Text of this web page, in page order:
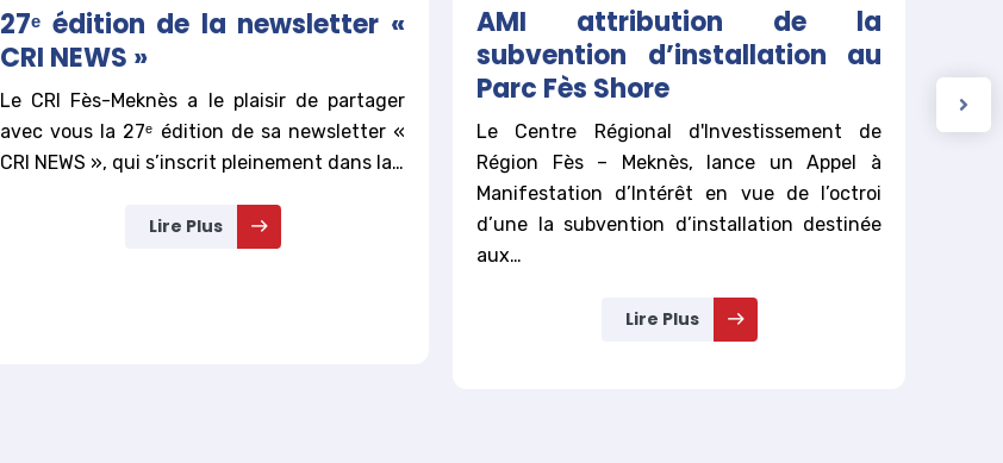
27ᵉ édition de la newsletter «
CRI NEWS »
Le CRI Fès-Meknès a le plaisir de partager
avec vous la 27ᵉ édition de sa newsletter «
CRI NEWS », qui s’inscrit pleinement dans la…
Lire Plus
AMI attribution de la
subvention d’installation au
Parc Fès Shore
Le Centre Régional d'Investissement de
Région Fès – Meknès, lance un Appel à
Manifestation d’Intérêt en vue de l’octroi
d’une la subvention d’installation destinée
aux…
Lire Plus
Le